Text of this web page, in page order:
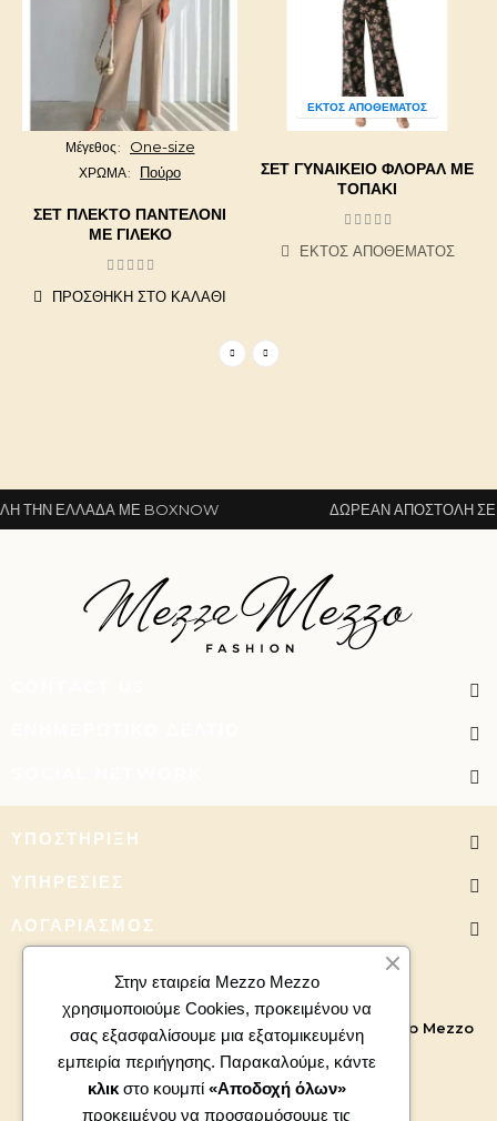
Μέγεθος One-size
ΧΡΩΜΑ Πούρο
ΣΕΤ ΠΛΕΚΤΌ ΠΑΝΤΕΛΌΝΙ
ΜΕ ΓΙΛΈΚΟ
ΠΡΟΣΘΉΚΗ ΣΤΟ ΚΑΛΆΘΙ
ΕΚΤΌΣ ΑΠΟΘΈΜΑΤΟΣ
ΣΕΤ ΓΥΝΑΙΚΕΊΟ ΦΛΟΡΆΛ ΜΕ
ΤΟΠΆΚΙ
ΕΚΤΌΣ ΑΠΟΘΈΜΑΤΟΣ
ΕΛΛΆΔΑ ΜΕ BOXNOW ΔΩΡΕΆΝ ΑΠΟΣΤΟΛΉ ΣΕ
ΥΠΟΣΤΉΡΙΞΗ
ΥΠΗΡΕΣΊΕΣ
ΛΟΓΑΡΙΑΣΜΌΣ
Copyright 2026 - All right reserved. Powered by Mezzo Mezzo
Στην εταιρεία Mezzo Mezzo
χρησιμοποιούμε Cookies, προκειμένου να
σας εξασφαλίσουμε μια εξατομικευμένη
εμπειρία περιήγησης. Παρακαλούμε, κάντε
κλικ στο κουμπί «Αποδοχή όλων»
προκειμένου να προσαρμόσουμε τις